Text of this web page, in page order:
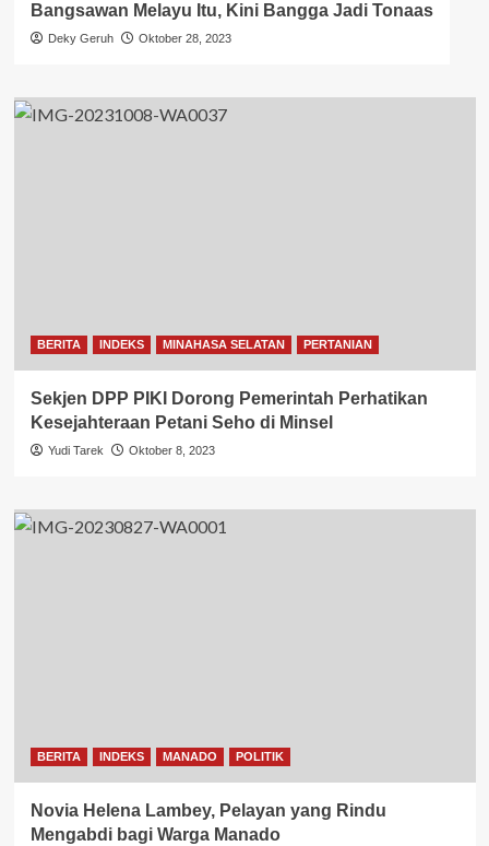
Bangsawan Melayu Itu, Kini Bangga Jadi Tonaas
Deky Geruh Oktober 28, 2023
BERITA INDEKS MINAHASA SELATAN PERTANIAN
Sekjen DPP PIKI Dorong Pemerintah Perhatikan
Kesejahteraan Petani Seho di Minsel
Yudi Tarek Oktober 8, 2023
BERITA INDEKS MANADO POLITIK
Novia Helena Lambey, Pelayan yang Rindu
Mengabdi bagi Warga Manado